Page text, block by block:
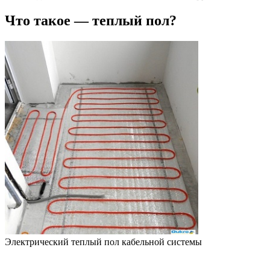
Что такое — теплый пол?
Электрический теплый пол кабельной системы